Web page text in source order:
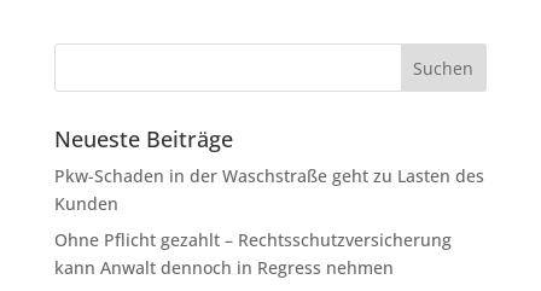
Neueste Beiträge
Pkw-Schaden in der Waschstraße geht zu Lasten des
Kunden
Ohne Pflicht gezahlt – Rechtsschutzversicherung
kann Anwalt dennoch in Regress nehmen